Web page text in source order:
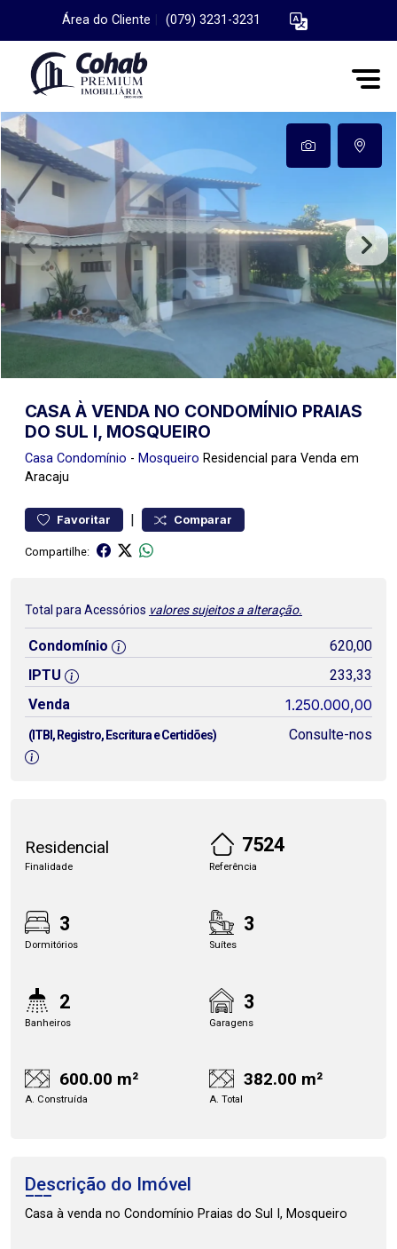
Área do Cliente (079) 3231-3231
CASA À VENDA NO CONDOMÍNIO PRAIAS
DO SUL I, MOSQUEIRO
Casa Condomínio - Mosqueiro Residencial para Venda em
Aracaju
Favoritar | Comparar
Compartilhe:
Total para Acessórios valores sujeitos a alteração.
Condomínio
620,00
IPTU
233,33
Venda
1.250.000,00
(ITBI, Registro, Escritura e Certidões) Consulte-nos
Residencial
Finalidade
7524
Referência
3
Dormitórios
3
Suítes
2
Banheiros
3
Garagens
600.00 m²
A. Construída
382.00 m²
A. Total
Descrição do Imóvel
Casa à venda no Condomínio Praias do Sul I, Mosqueiro